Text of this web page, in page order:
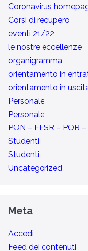
Coronavirus
Corsi di recupero
eventi 21/22
le nostre eccellenze
organigramma
orientamento in
orientamento in
Personale
Personale
PON – FESR – POR –
Studenti
Studenti
Uncategorized
Meta
Accedi
Feed dei contenuti